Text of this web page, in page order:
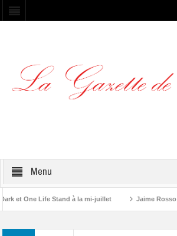
Menu
et One Life Stand à la mi-juillet Jaime Rosso